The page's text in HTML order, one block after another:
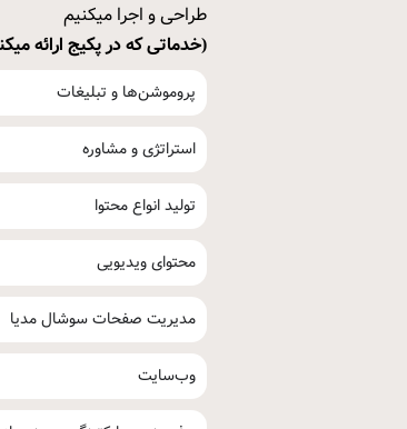
طراحی و اجرا میکنیم
(خدماتی که در پکیج ارائه
پروموشن‌ها و تبلیغات
استراتژی و مشاوره
تولید انواع محتوا
محتوای ویدیویی
مدیریت صفحات سوشال مدیا
وب‌سایت